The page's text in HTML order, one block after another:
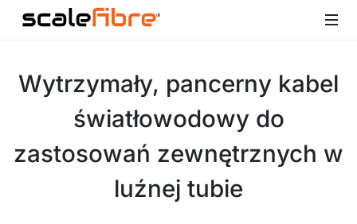
Wytrzymały, pancerny kabel
światłowodowy do
zastosowań zewnętrznych w
luźnej tubie